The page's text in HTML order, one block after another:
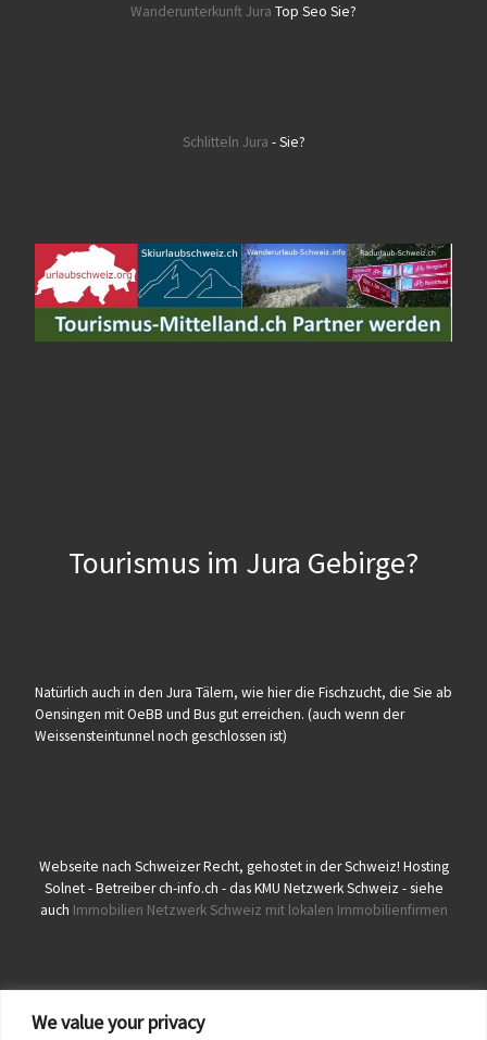
We value your privacy
Wanderunterkunft Jura Top Seo Sie?
Schlitteln Jura - Sie?
Tourismus im Jura Gebirge?
Natürlich auch in den Jura Tälern, wie hier die Fischzucht, die Sie ab
Oensingen mit OeBB und Bus gut erreichen. (auch wenn der
Weissensteintunnel noch geschlossen ist)
Webseite nach Schweizer Recht, gehostet in der Schweiz! Hosting
Solnet - Betreiber ch-info.ch - das KMU Netzwerk Schweiz - siehe
auch Immobilien Netzwerk Schweiz mit lokalen Immobilienfirmen